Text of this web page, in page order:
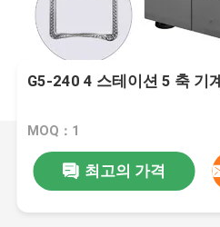
G5-240 4 스테이션 5 축 기계
MOQ：1
최고의 가격